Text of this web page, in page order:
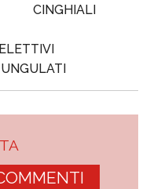
CINGHIALI